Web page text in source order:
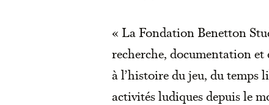
« La Fondation Benetton
recherche, documentation et
à l’histoire du jeu, du temps
activités ludiques depuis le